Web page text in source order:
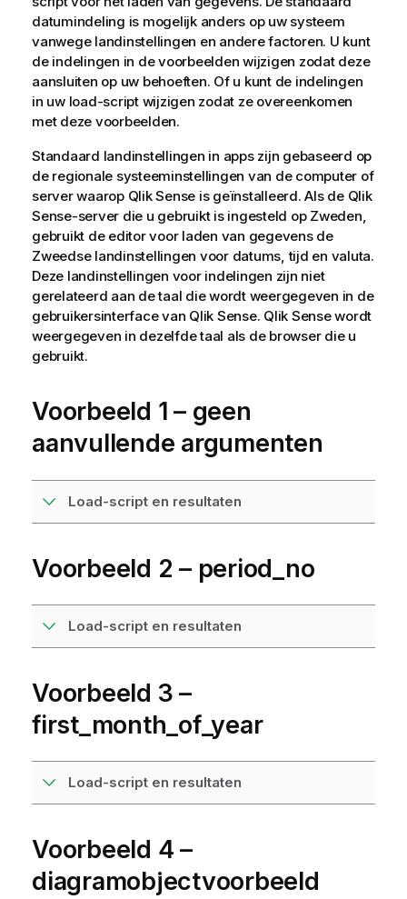
datumindeling is mogelijk anders op uw systeem
vanwege landinstellingen en andere factoren. U kunt
de indelingen in de voorbeelden wijzigen zodat deze
aansluiten op uw behoeften. Of u kunt de indelingen
in uw load-script wijzigen zodat ze overeenkomen
met deze voorbeelden.
Standaard landinstellingen in apps zijn gebaseerd op
de regionale systeeminstellingen van de computer of
server waarop Qlik Sense is geïnstalleerd. Als de Qlik
Sense-server die u gebruikt is ingesteld op Zweden,
gebruikt de editor voor laden van gegevens de
Zweedse landinstellingen voor datums, tijd en valuta.
Deze landinstellingen voor indelingen zijn niet
gerelateerd aan de taal die wordt weergegeven in de
gebruikersinterface van Qlik Sense. Qlik Sensewordt
weergegeven in dezelfde taal als de browser die u
gebruikt.
Voorbeeld 1 – geen
aanvullende argumenten
Load-script en resultaten
Voorbeeld 2 – period_no
Load-script en resultaten
Voorbeeld 3 –
first_month_of_year
Load-script en resultaten
Voorbeeld 4 –
diagramobjectvoorbeeld